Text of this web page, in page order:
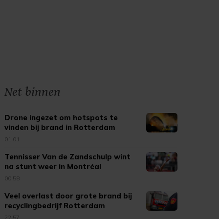
Net binnen
Drone ingezet om hotspots te
vinden bij brand in Rotterdam
01:01
Tennisser Van de Zandschulp wint
na stunt weer in Montréal
00:58
Veel overlast door grote brand bij
recyclingbedrijf Rotterdam
22:57